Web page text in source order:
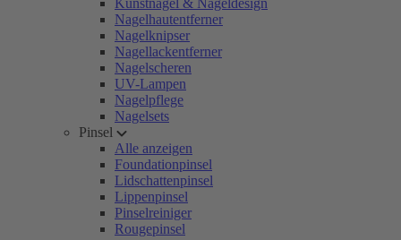
Kunstnägel & Nageldesign
Nagelhautentferner
Nagelknipser
Nagellackentferner
Nagelscheren
UV-Lampen
Nagelpflege
Nagelsets
Pinsel
Alle anzeigen
Foundationpinsel
Lidschattenpinsel
Lippenpinsel
Pinselreiniger
Rougepinsel